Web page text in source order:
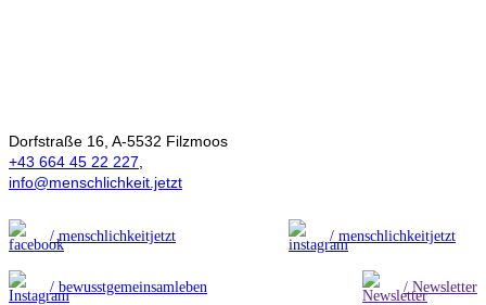
Dorfstraße 16, A-5532 Filzmoos
+43 664 45 22 227
info@menschlichkeit.jetzt
/ menschlichkeitjetzt / menschlichkeitjetzt
/ bewusstgemeinsamleben / Newsletter